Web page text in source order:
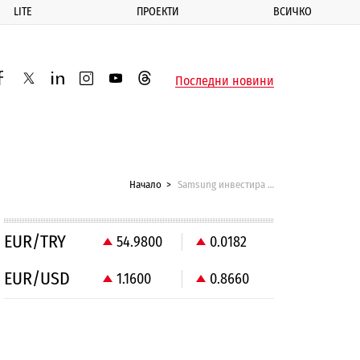
LITE ПРОЕКТИ ВСИЧКО
twitterlinkedininstagram
youtubethreadsПоследни новини
Начало Samsung инвестира в обучение на 400 хил. младежи в Европа
EUR/TRY 54.9800 0.0182
EUR/USD 1.1600 0.8660